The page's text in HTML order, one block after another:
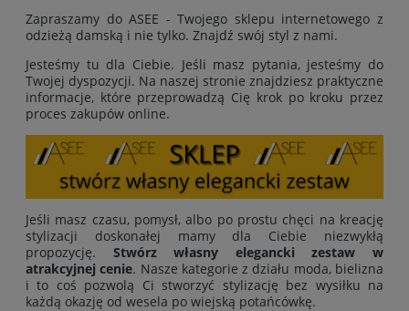
Zapraszamy do ASEE - Twojego sklepu internetowego z
odzieżą damską i nie tylko. Znajdź swój styl z nami.
Jesteśmy tu dla Ciebie. Jeśli masz pytania, jesteśmy do
Twojej dyspozycji. Na naszej stronie znajdziesz praktyczne
informacje, które przeprowadzą Cię krok po kroku przez
proces zakupów online.
Jeśli masz czasu, pomysł, albo po prostu chęci na kreację
stylizacji doskonałej mamy dla Ciebie niezwykłą
propozycję. Stwórz własny elegancki zestaw w
atrakcyjnej cenie. Nasze kategorie z działu moda, bielizna
i to coś pozwolą Ci stworzyć stylizację bez wysiłku na
każdą okazję od wesela po wiejską potańcówkę.